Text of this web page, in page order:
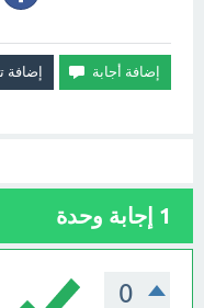
1 إجابة وحدة
0